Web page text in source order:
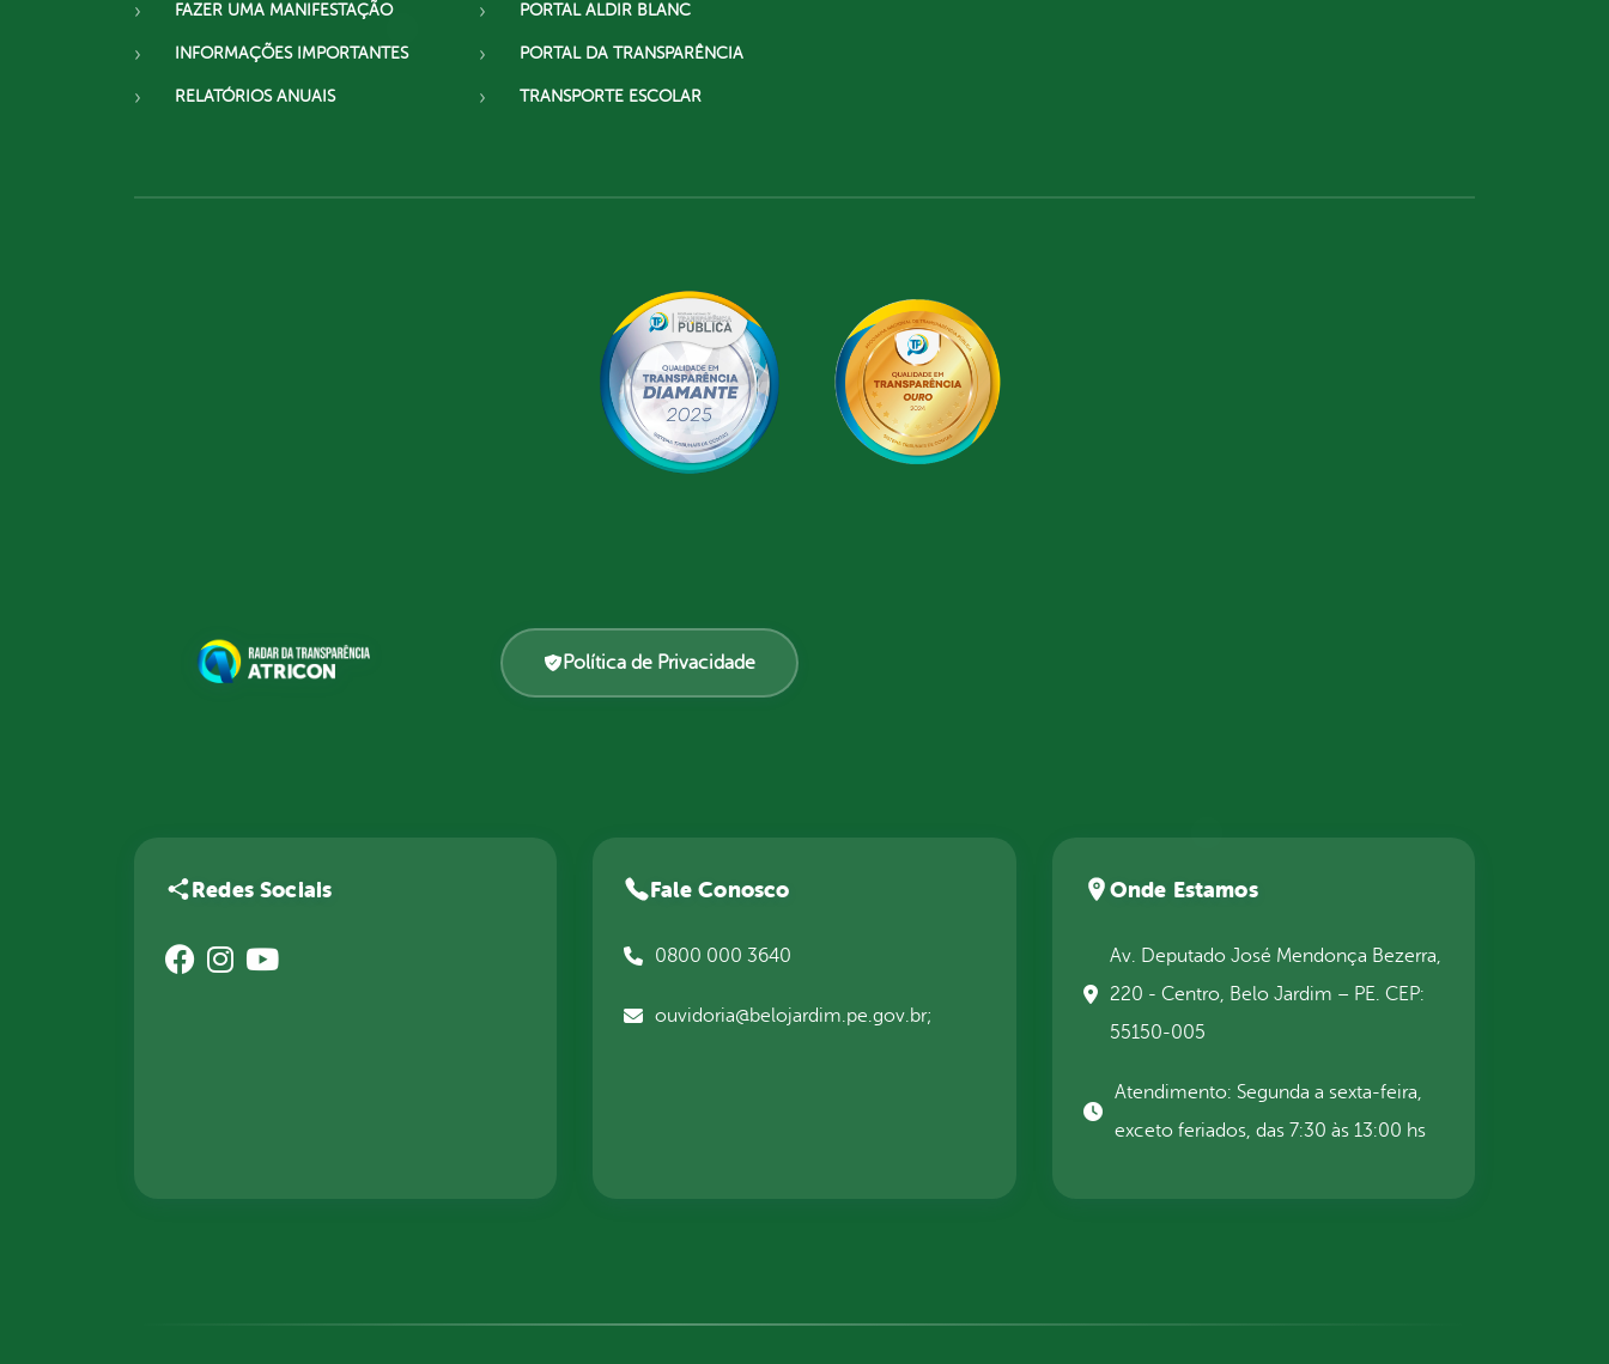
FAZER UMA MANIFESTAÇÃO
INFORMAÇÕES IMPORTANTES
RELATÓRIOS ANUAIS
PORTAL ALDIR BLANC
PORTAL DA TRANSPARÊNCIA
TRANSPORTE ESCOLAR
Política de Privacidade
Redes Sociais Fale Conosco
0800 000 3640
ouvidoria@belojardim.pe.gov.br;
Onde Estamos
Av. Deputado José Mendonça Bezerra,
220 - Centro, Belo Jardim – PE. CEP:
55150-005
Atendimento: Segunda a sexta-feira,
exceto feriados, das 7:30 às 13:00 hs